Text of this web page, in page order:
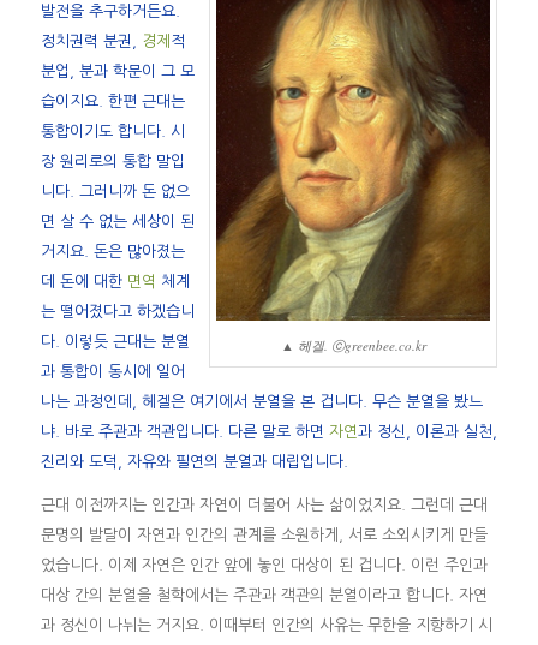
▲ 헤겔. ⓒgreenbee.co.kr
발전을 추구하거든요.
정치권력 분권,
경제 적
분업, 분과 학문이 그 모
습이지요. 한편 근대는
통합이기도 합니다. 시
장 원리로의 통합 말입
니다. 그러니까 돈 없으
면 살 수 없는 세상이 된
거지요. 돈은 많아졌는
데 돈에 대한 면역 체계
는 떨어졌다고 하겠습니
다. 이렇듯 근대는 분열
과 통합이 동시에 일어
나는 과정인데, 헤겔은 여기에서 분열을 본 겁니다. 무슨 분열을 봤느
냐. 바로 주관과 객관입니다. 다른 말로 하면 자연과 정신, 이론과 실천,
진리와 도덕, 자유와 필연의 분열과 대립입니다.
근대 이전까지는 인간과 자연이 더불어 사는 삶이었지요. 그런데 근대
문명의 발달이 자연과 인간의 관계를 소원하게, 서로 소외시키게 만들
었습니다. 이제 자연은 인간 앞에 놓인 대상이 된 겁니다. 이런 주인과
대상 간의 분열을 철학에서는 주관과 객관의 분열이라고 합니다. 자연
과 정신이 나뉘는 거지요. 이때부터 인간의 사유는 무한을 지향하기 시